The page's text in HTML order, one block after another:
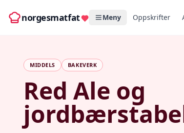
norgesmatfat Meny Oppskrifter
MIDDELS BAKEVERK
Red Ale og